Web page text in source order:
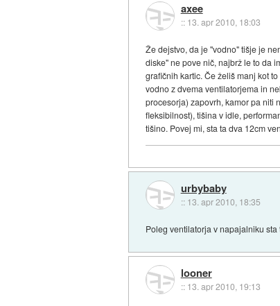
axee
:: 13. apr 2010, 18:03
Že dejstvo, da je "vodno" tišje je
diske" ne pove nič, najbrž le to da
grafičnih kartic. Če želiš manj kot
vodno z dvema ventilatorjema in
procesorja) zapovrh, kamor pa niti
fleksibilnost), tišina v idle,
tišino. Povej mi, sta ta dva 12cm
urbybaby
:: 13. apr 2010, 18:35
Poleg ventilatorja v napajalniku
looner
:: 13. apr 2010, 19:13